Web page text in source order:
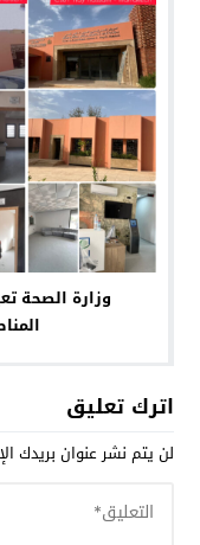
اترك تعليق
لن يتم نشر عنوان بريدك